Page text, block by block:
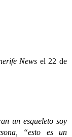
News el 22 de
un esqueleto soy
“esto es un